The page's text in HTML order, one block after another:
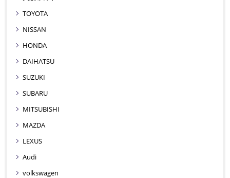
TOYOTA
NISSAN
HONDA
DAIHATSU
SUZUKI
SUBARU
MITSUBISHI
MAZDA
LEXUS
Audi
volkswagen